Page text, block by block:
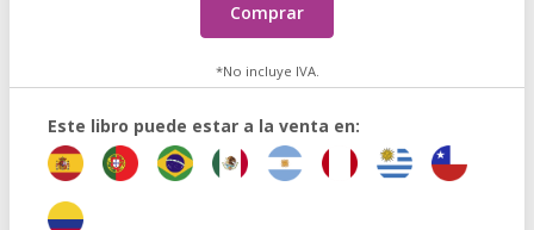
Comprar
*No incluye IVA.
Este libro puede estar a la venta en: